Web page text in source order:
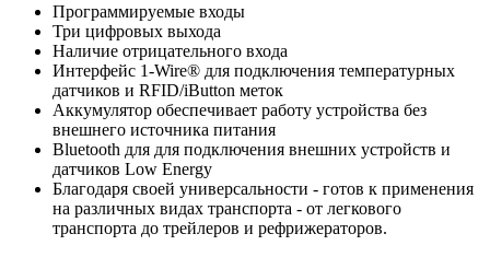
Программируемые входы
Три цифровых выхода
Наличие отрицательного входа
Интерфейс 1-Wire® для подключения температурных
датчиков и RFID/iButton меток
Аккумулятор обеспечивает работу устройства без
внешнего источника питания
Bluetooth для для подключения внешних устройств и
датчиков Low Energy
Благодаря своей универсальности - готов к применения
на различных видах транспорта - от легкового
транспорта до трейлеров и рефрижераторов.